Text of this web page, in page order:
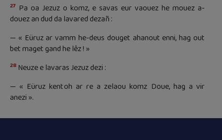
27 Pa oa Jezuz o komz, e savas eur vaouez he mouez a-
douez an dud da lavared dezañ :
— « Eüruz ar vamm he-deus douget ahanout enni, hag out
bet maget gand he lêz ! »
28 Neuze e lavaras Jezuz dezi :
— « Eüruz kentoh ar re a zelaou komz Doue, hag a vir
anezi ».